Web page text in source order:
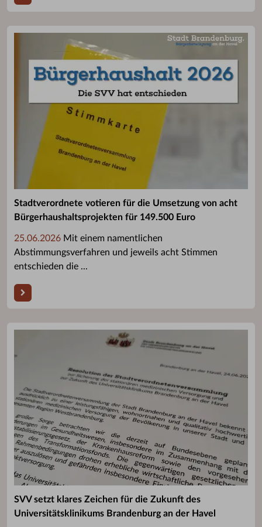
Stadtverordnete votieren für die Umsetzung von acht
Bürgerhaushaltsprojekten für 149.500 Euro
25.06.2026 Mit einem namentlichen
Abstimmungsverfahren und jeweils acht Stimmen
entschieden die ...
SVV setzt klares Zeichen für die Zukunft des
Universitätsklinikums Brandenburg an der Havel